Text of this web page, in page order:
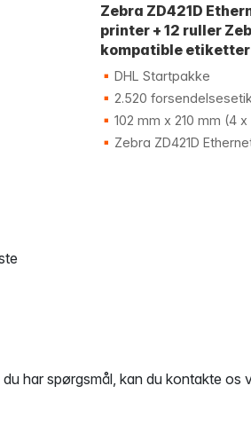
Zebra ZD421D
printer + 12 ruller
kompatible etiketter
DHL Startpakke
2.520
102 mm x 210 mm (4 x
Zebra ZD421D
har spørgsmål, kan du kontakte os